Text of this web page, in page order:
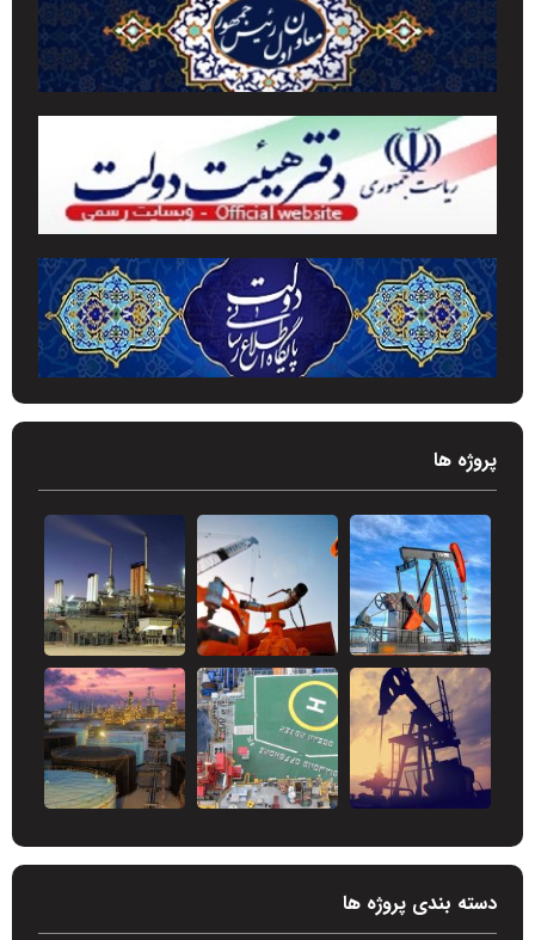
پروژه ها
دسته بندی پروژه ها